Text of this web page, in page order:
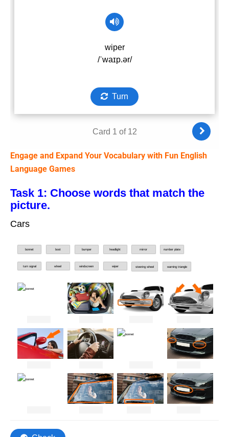
Engage and Expand Your Vocabulary with Fun English
Language Games
Task 1: Choose words that match the
picture.